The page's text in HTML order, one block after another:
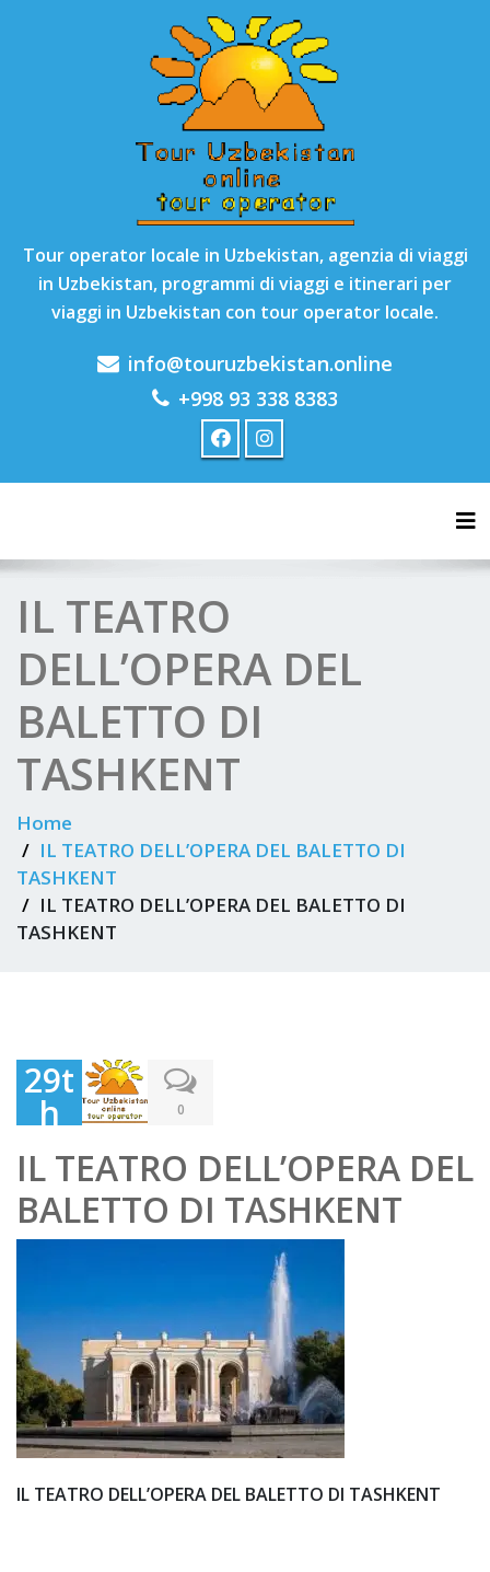
Tour operator locale in Uzbekistan, agenzia di viaggi
in Uzbekistan, programmi di viaggi e itinerari per
viaggi in Uzbekistan con tour operator locale.
info@touruzbekistan.online
+998 93 338 8383
IL TEATRO
DELL’OPERA DEL
BALETTO DI
TASHKENT
Home
IL TEATRO DELL’OPERA DEL BALETTO DI
TASHKENT
IL TEATRO DELL’OPERA DEL BALETTO DI
TASHKENT
29t
h
Ma
y
202
0
0
IL TEATRO DELL’OPERA DEL
BALETTO DI TASHKENT
IL TEATRO DELL’OPERA DEL BALETTO DI TASHKENT